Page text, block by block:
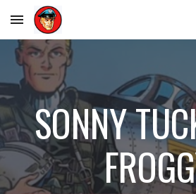
Skip to main content
SONNY